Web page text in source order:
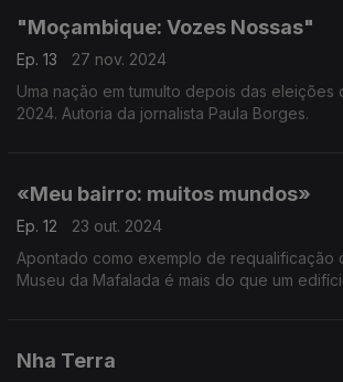
"Moçambique: Vozes Nossas"
Ep. 13
27 nov. 2024
Uma nação em tumulto depois das eleições
2024. Autoria da jornalista Paula Borges.
«Meu bairro: muitos mundos»
Ep. 12
23 out. 2024
Apontado como exemplo de requalificação
Museu da Mafalada é mais do que um
Nha Terra